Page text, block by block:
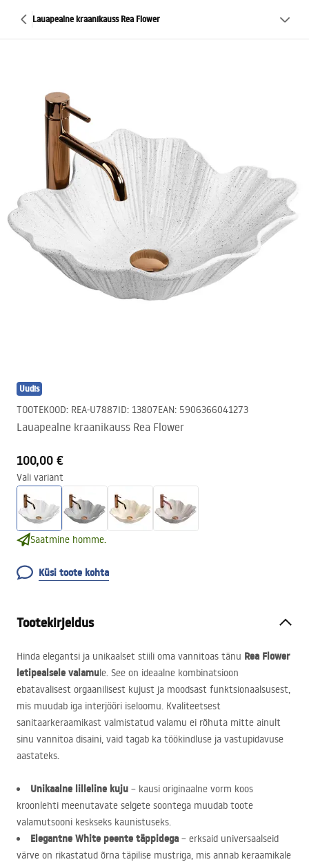
Lauapealne kraanikauss Rea Flower
Uudis
TOOTEKOOD: REA-U7887ID: 13807EAN: 5906366041273
Lauapealne kraanikauss Rea Flower
100,00 €
Vali variant
Saatmine homme.
Küsi toote kohta
Tootekirjeldus
Hinda elegantsi ja unikaalset stiili oma vannitoas tänu Rea Flower
letipealsele valamule. See on ideaalne kombinatsioon
ebatavalisest orgaanilisest kujust ja moodsast funktsionaalsusest,
mis muudab iga interjööri iseloomu. Kvaliteetsest
sanitaarkeraamikast valmistatud valamu ei rõhuta mitte ainult
sinu vannitoa disaini, vaid tagab ka töökindluse ja vastupidavuse
aastateks.
Unikaalne lilleline kuju – kausi originaalne vorm koos
kroonlehti meenutavate selgete soontega muudab toote
valamutsooni keskseks kaunistuseks.
Elegantne White peente täppidega – erksaid universaalseid
värve on rikastatud õrna täpilise mustriga, mis annab keraamikale